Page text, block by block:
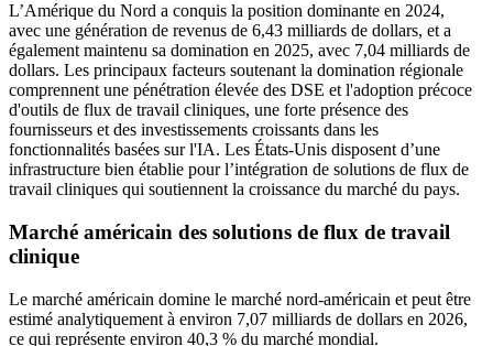
L’Amérique du Nord a conquis la position dominante en 2024,
avec une génération de revenus de 6,43 milliards de dollars, et a
également maintenu sa domination en 2025, avec 7,04 milliards de
dollars. Les principaux facteurs soutenant la domination régionale
comprennent une pénétration élevée des DSE et l'adoption précoce
d'outils de flux de travail cliniques, une forte présence des
fournisseurs et des investissements croissants dans les
fonctionnalités basées sur l'IA. Les États-Unis disposent d’une
infrastructure bien établie pour l’intégration de solutions de flux de
travail cliniques qui soutiennent la croissance du marché du pays.
Marché américain des solutions de flux de travail
clinique
Le marché américain domine le marché nord-américain et peut être
estimé analytiquement à environ 7,07 milliards de dollars en 2026,
ce qui représente environ 40,3 % du marché mondial.